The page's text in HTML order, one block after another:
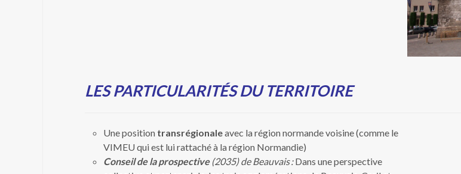
LES PARTICULARITÉS DU TERRITOIRE
Une position transrégionaleavec la région normande voisine (comme le
VIMEU qui est lui rattaché à la région Normandie)
Conseil de la prospective(2035) de Beauvais :Dans une perspective